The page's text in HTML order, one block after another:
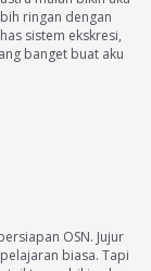
ringan dengan
sistem ekskresi,
banget buat aku
OSN. Jujur
biasa. Tapi